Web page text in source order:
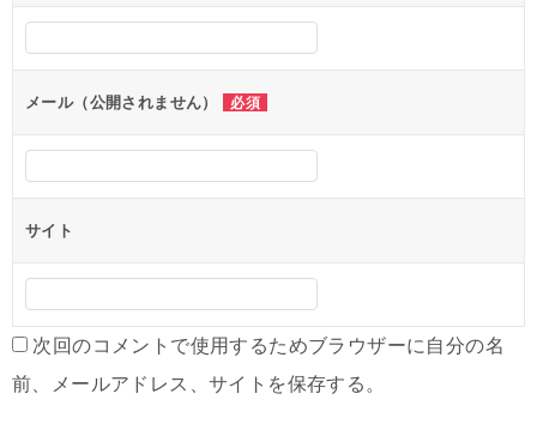
シ
ョ
ンメール（公開されません） 必須
サイト
次回のコメントで使用するためブラウザーに自分の名
前、メールアドレス、サイトを保存する。